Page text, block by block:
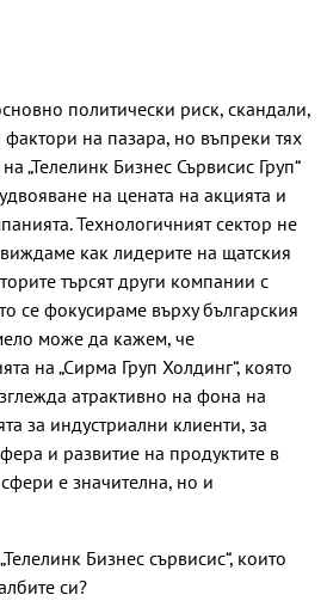
политически риск, скандали,
на пазара, но въпреки тях
„Телелинк Бизнес Сървисис Груп“
на цената на акцията и
Технологичният сектор не
как лидерите на щатския
търсят други компании с
се фокусираме върху българския
може да кажем, че
на „Сирма Груп Холдинг“, която
атрактивно на фона на
за индустриални клиенти, за
и развитие на продуктите в
е значителна, но и
Бизнес сървисис“, които
си?